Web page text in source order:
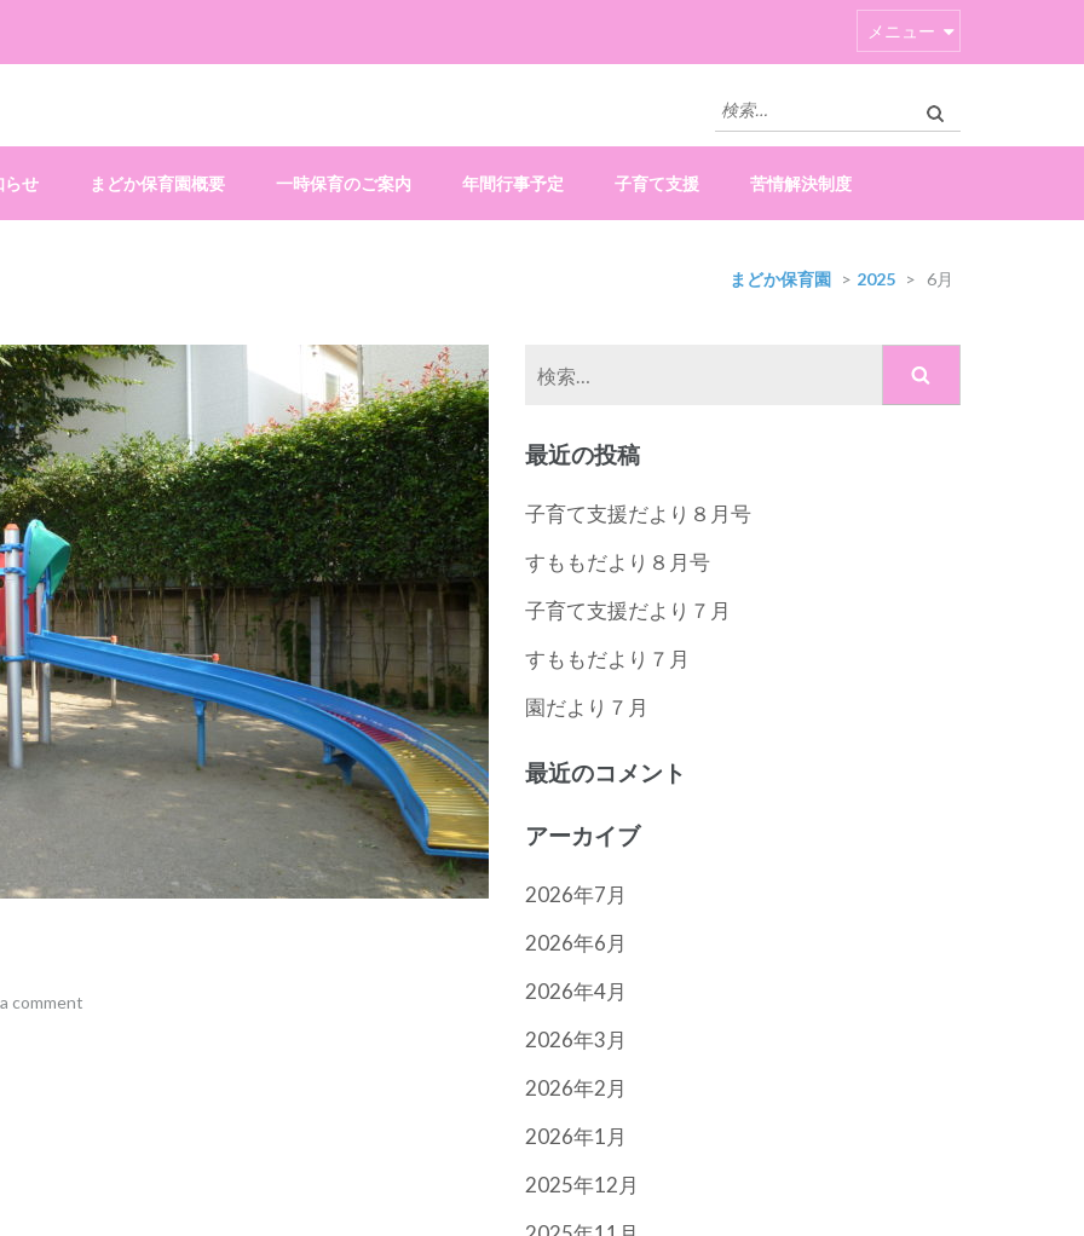
メニュー
検
索:
らせ まどか保育園概要 一時保育のご案内 年間行事予定 子育て支援 苦情解決制度
まどか保育園 > 2025 > 6月
comment
最近の投稿
子育て支援だより８月号
すももだより８月号
子育て支援だより７月
すももだより７月
園だより７月
最近のコメント
アーカイブ
2026年7月
2026年6月
2026年4月
2026年3月
2026年2月
2026年1月
2025年12月